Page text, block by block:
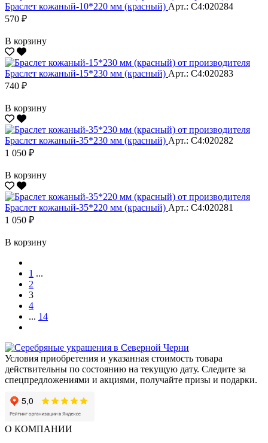
Браслет кожаный-10*220 мм (красный) Арт.: С4:020284
570 ₽
В корзину
Браслет кожаный-15*230 мм (красный) Арт.: С4:020283
740 ₽
В корзину
Браслет кожаный-35*230 мм (красный) Арт.: С4:020282
1 050 ₽
В корзину
Браслет кожаный-35*220 мм (красный) Арт.: С4:020281
1 050 ₽
В корзину
1 ...
2
3
4
... 14
Условия приобретения и указанная стоимость товара
действительны по состоянию на текущую дату. Следите за
спецпредложениями и акциями, получайте призы и подарки.
О КОМПАНИИ